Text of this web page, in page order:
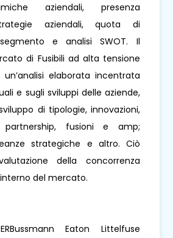
aziendali, presenza
aziendali, quota di
e analisi SWOT. Il
di Fusibili ad alta tensione
elaborata incentrata
e sugli sviluppi delle aziende,
di tipologie, innovazioni,
fusioni e amp;
strategiche e altro. Ciò
della concorrenza
del mercato.
Eaton Littelfuse